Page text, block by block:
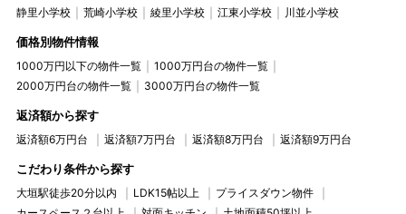
静里小学校
荒崎小学校 綾里小学校 江東小学校 川並小学校
価格別物件情報
1000万円以下の物件一覧
1000万円台の物件一覧
2000万円台の物件一覧
3000万円台の物件一覧
返済額から探す
返済額6万円台 返済額7万円台 返済額8万円台 返済額9万円台
こだわり条件から探す
大垣駅徒歩20分以内 LDK15帖以上
プライスダウン物件